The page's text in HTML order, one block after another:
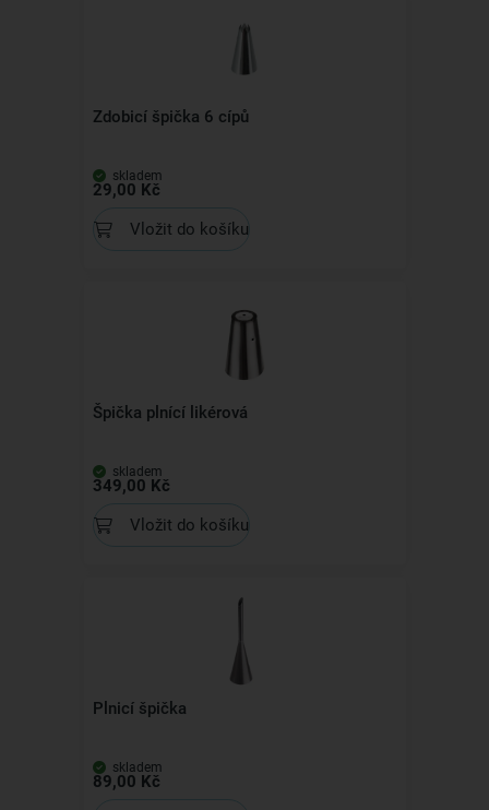
Zdobicí špička 6 cípů
skladem
29,00 Kč
Vložit do košíku
Špička plnící likérová
skladem
349,00 Kč
Vložit do košíku
Plnicí špička
skladem
89,00 Kč